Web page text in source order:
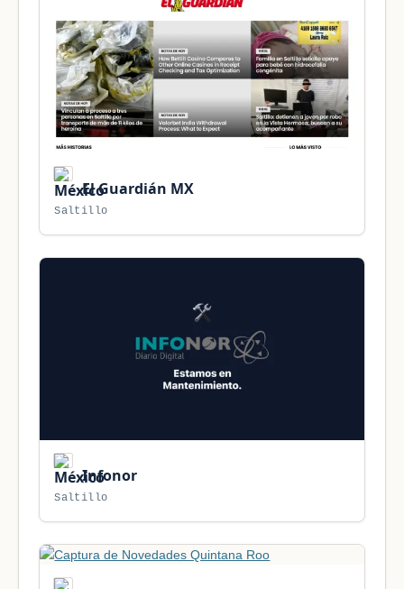
El Guardián MX
Saltillo
Infonor
Saltillo